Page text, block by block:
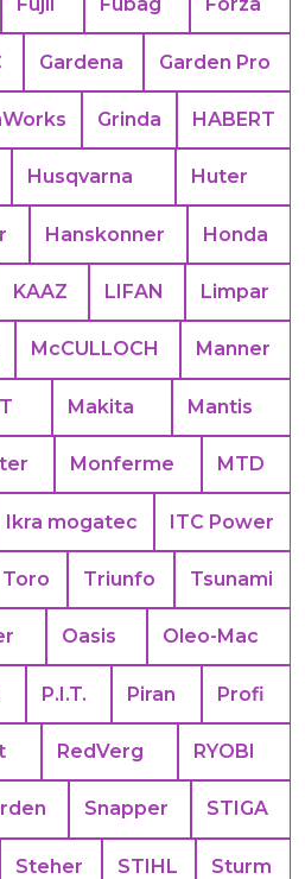
Gardena Garden Pro
Grinda HABERT
Husqvarna Huter
Hanskonner Honda
KAAZ LIFAN Limpar
McCULLOCH Manner
Makita Mantis
Monferme MTD
Ikra mogatec ITC Power
Toro Triunfo Tsunami
Oasis Oleo-Mac
P.I.T. Piran Profi
RedVerg RYOBI
Snapper STIGA
Steher STIHL Sturm